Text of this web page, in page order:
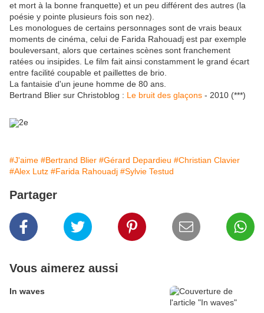
et mort à la bonne franquette) et un peu différent des autres (la
poésie y pointe plusieurs fois son nez).
Les monologues de certains personnages sont de vrais beaux
moments de cinéma, celui de Farida Rahouadj est par exemple
bouleversant, alors que certaines scènes sont franchement
ratées ou insipides. Le film fait ainsi constamment le grand écart
entre facilité coupable et paillettes de brio.
La fantaisie d'un jeune homme de 80 ans.
Bertrand Blier sur Christoblog : Le bruit des glaçons - 2010 (***)
#J'aime #Bertrand Blier #Gérard Depardieu #Christian Clavier
#Alex Lutz #Farida Rahouadj #Sylvie Testud
Partager
Vous aimerez aussi
In waves